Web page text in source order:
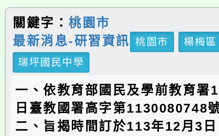
關鍵字：桃園市
最新消息-研習資訊
桃園市
楊梅區
瑞坪國民中學
一、依教育部國民及學前教育署
日臺教國署高字第1130080748
二、旨揭時間訂於113年12月3